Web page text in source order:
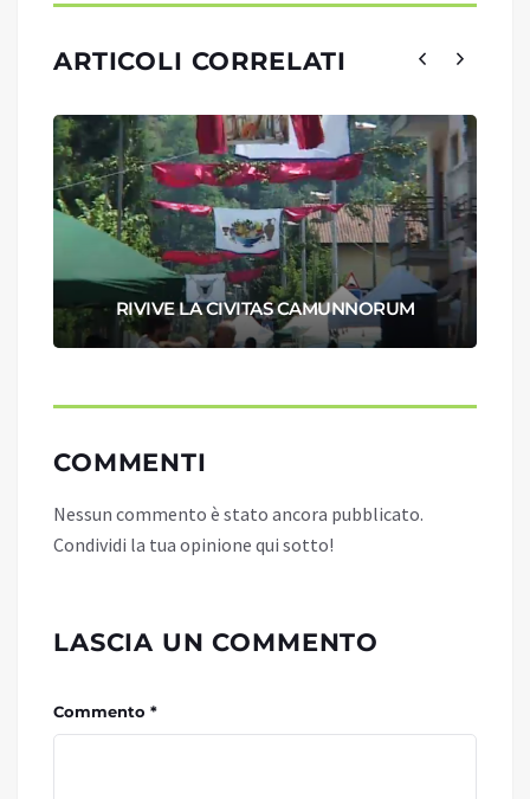
ARTICOLI CORRELATI
RIVIVE LA CIVITAS CAMUNNORUM
COMMENTI
Nessun commento è stato ancora pubblicato.
Condividi la tua opinione qui sotto!
LASCIA UN COMMENTO
Commento *